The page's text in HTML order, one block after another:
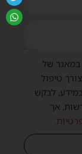
במאגר של
טיפול
במידע, לבקש
אך
.